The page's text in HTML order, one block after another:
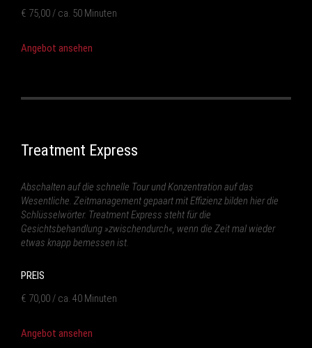
€ 75,00 / ca. 50 Minuten
Angebot ansehen
Treatment Express
Abschalten auf die schnelle Tour und Konzentration auf das
Wesentliche. Zeitmanagement gepaart mit Effizienz bilden hier die
Schlüsselwörter. Treatment Express steht für die
Gesichtsbehandlung »zwischendurch«, wenn die Zeit mal wieder
etwas knapp bemessen ist.
PREIS
€ 70,00 / ca. 40 Minuten
Angebot ansehen